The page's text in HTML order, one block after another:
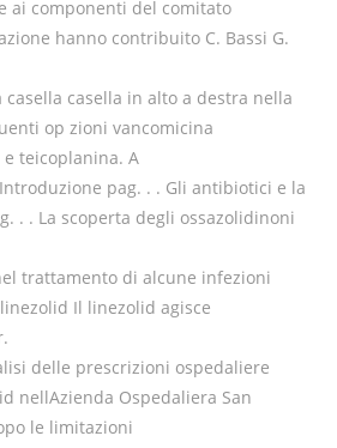
ai componenti del comitato
hanno contribuito C. Bassi G.
casella casella in alto a destra nella
op zioni vancomicina
teicoplanina. A
Introduzione pag. . . Gli antibiotici e la
. . La scoperta degli ossazolidinoni
trattamento di alcune infezioni
Il linezolid agisce
delle prescrizioni ospedaliere
nellAzienda Ospedaliera San
le limitazioni